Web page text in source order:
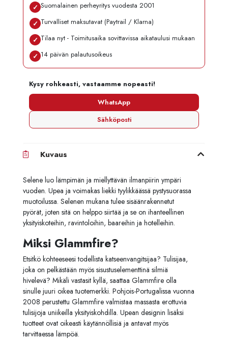
✓ Suomalainen perheyritys vuodesta 2001
✓ Turvalliset maksutavat (Paytrail / Klarna)
✓ Tilaa nyt - Toimitusaika sovittavissa aikataulusi mukaan
✓ 14 päivän palautusoikeus
Kysy rohkeasti, vastaamme nopeasti!
WhatsApp
Sähköposti
Kuvaus
Selene luo lämpimän ja miellyttävän ilmanpiirin ympäri
vuoden. Upea ja voimakas liekki tyylikkäässä pystysuorassa
muotoilussa. Selenen mukana tulee sisäänrakennetut
pyörät, joten sitä on helppo siirtää ja se on ihanteellinen
yksityiskoteihin, ravintoloihin, baareihin ja hotelleihin.
Miksi Glammfire?
Etsitkö kohteeseesi todellista katseenvangitsijaa? Tulisijaa,
joka on pelkästään myös sisustuselementtinä silmiä
hivelevä? Mikäli vastasit kyllä, saattaa Glammfire olla
sinulle juuri oikea tuotemerkki. Pohjois-Portugalissa vuonna
2008 perustettu Glammfire valmistaa massasta erottuvia
tulisijoja uniikeilla yksityiskohdilla. Upean designin lisäksi
tuotteet ovat oikeasti käytännöllisiä ja antavat myös
tarvittaessa lämpöä.